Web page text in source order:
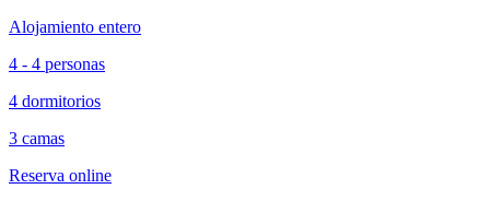
Alojamiento entero
4 - 4 personas
4 dormitorios
3 camas
Reserva online